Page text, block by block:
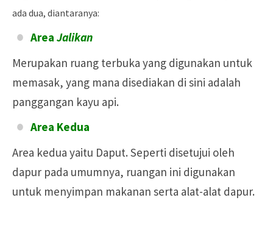
ada dua, diantaranya:
Area Jalikan
Merupakan ruang terbuka yang digunakan untuk
memasak, yang mana disediakan di sini adalah
panggangan kayu api.
Area Kedua
Area kedua yaitu Daput. Seperti disetujui oleh
dapur pada umumnya, ruangan ini digunakan
untuk menyimpan makanan serta alat-alat dapur.